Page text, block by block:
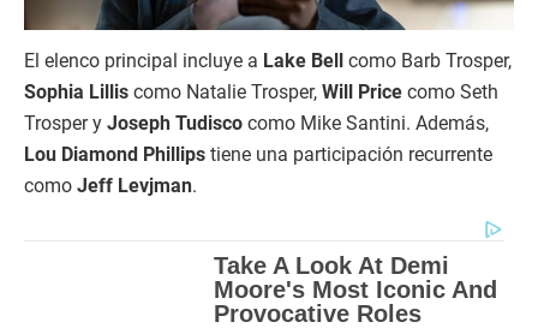
El elenco principal incluye a Lake Bell
como Barb Trosper,
Sophia Lillis como Natalie Trosper, Will Price como Seth
Trosper y Joseph Tudisco como Mike Santini. Además,
Lou Diamond Phillips tiene una participación recurrente
como Jeff Levjman.